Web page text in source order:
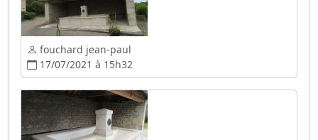
fouchard jean-paul
17/07/2021 à 15h32